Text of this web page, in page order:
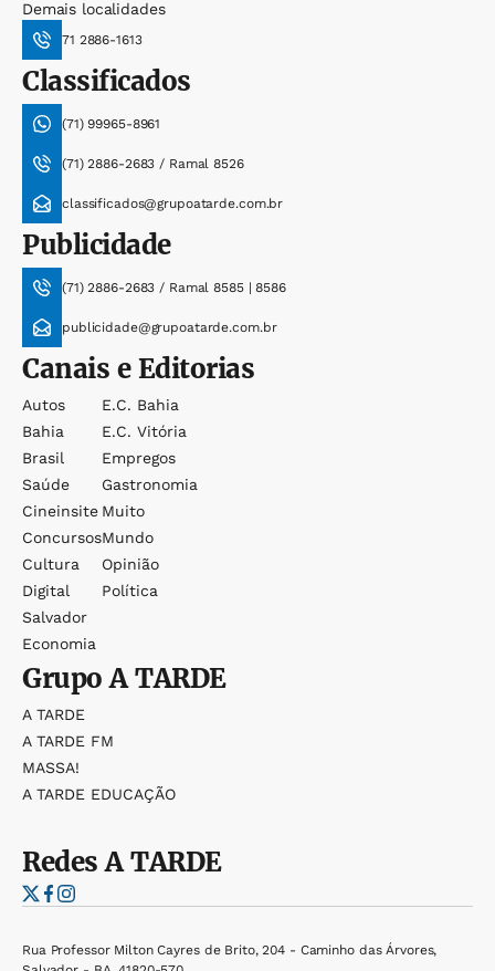
Demais localidades
71 2886-1613
Classificados
(71) 99965-8961
(71) 2886-2683 / Ramal 8526
classificados@grupoatarde.com.br
Publicidade
(71) 2886-2683 / Ramal 8585 | 8586
publicidade@grupoatarde.com.br
Canais e Editorias
Autos
Bahia
Brasil
Saúde
Cineinsite
Concursos
Cultura
Digital
Salvador
Economia
E.c. Bahia
E.c. Vitória
Empregos
Gastronomia
Muito
Mundo
Opinião
Política
GrupoA TARDE
A TARDE
A TARDE FM
MASSA!
A TARDE EDUCAÇÃO
RedesA TARDE
Rua Professor Milton Cayres de Brito, 204 - Caminho das Árvores,